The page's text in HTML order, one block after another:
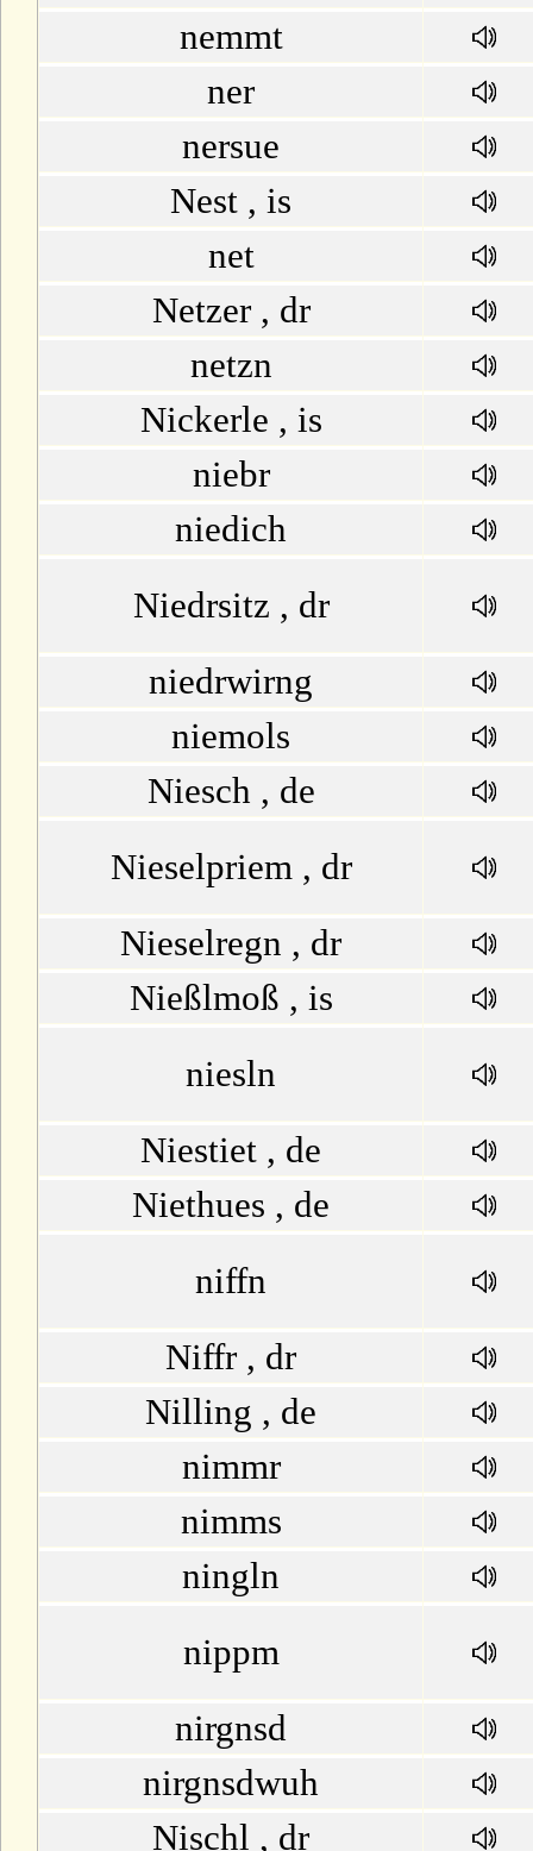
nemmt
ner
nersue
Nest , is
net
Netzer , dr
netzn
Nickerle , is
niebr
niedich
Niedrsitz , dr
niedrwirng
niemols
Niesch , de
Nieselpriem , dr
Nieselregn , dr
Nießlmoß , is
niesln
Niestiet , de
Niethues , de
niffn
Niffr , dr
Nilling , de
nimmr
nimms
ningln
nippm
nirgnsd
nirgnsdwuh
Nischl , dr